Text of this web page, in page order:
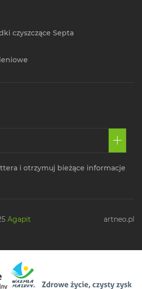
czyszczące Septa
i otrzymuj bieżące informacje
Agapit
artneo.pl